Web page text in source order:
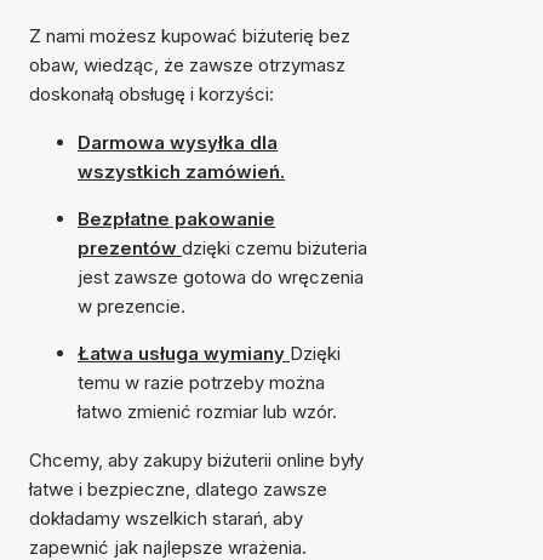
Z nami możesz kupować biżuterię bez
obaw, wiedząc, że zawsze otrzymasz
doskonałą obsługę i korzyści:
Darmowa wysyłka dla
wszystkich zamówień.
Bezpłatne pakowanie
prezentów dzięki czemu biżuteria
jest zawsze gotowa do wręczenia
w prezencie.
Łatwa usługa wymiany Dzięki
temu w razie potrzeby można
łatwo zmienić rozmiar lub wzór.
Chcemy, aby zakupy biżuterii online były
łatwe i bezpieczne, dlatego zawsze
dokładamy wszelkich starań, aby
zapewnić jak najlepsze wrażenia.